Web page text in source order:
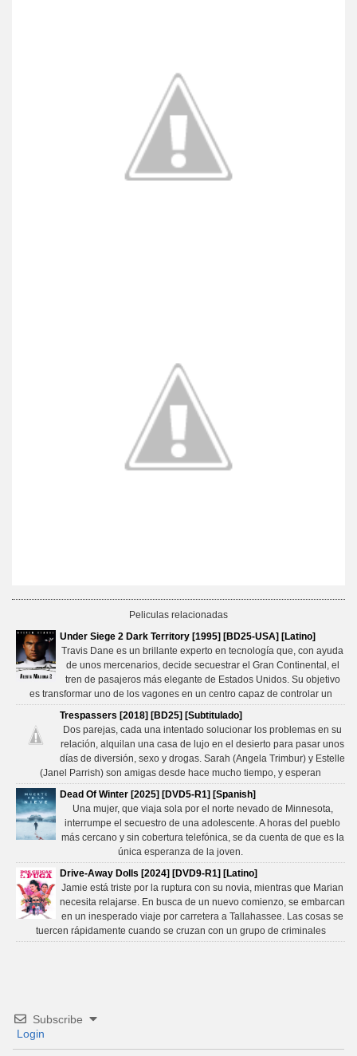
Peliculas relacionadas
Under Siege 2 Dark Territory [1995] [BD25-USA] [Latino]
Travis Dane es un brillante experto en tecnología que, con ayuda
de unos mercenarios, decide secuestrar el Gran Continental, el
tren de pasajeros más elegante de Estados Unidos. Su objetivo
es transformar uno de los vagones en un centro capaz de controlar un
Trespassers [2018] [BD25] [Subtitulado]
Dos parejas, cada una intentado solucionar los problemas en su
relación, alquilan una casa de lujo en el desierto para pasar unos
días de diversión, sexo y drogas. Sarah (Angela Trimbur) y Estelle
(Janel Parrish) son amigas desde hace mucho tiempo, y esperan
Dead Of Winter [2025] [DVD5-R1] [Spanish]
Una mujer, que viaja sola por el norte nevado de Minnesota,
interrumpe el secuestro de una adolescente. A horas del pueblo
más cercano y sin cobertura telefónica, se da cuenta de que es la
única esperanza de la joven.
Drive-Away Dolls [2024] [DVD9-R1] [Latino]
Jamie está triste por la ruptura con su novia, mientras que Marian
necesita relajarse. En busca de un nuevo comienzo, se embarcan
en un inesperado viaje por carretera a Tallahassee. Las cosas se
tuercen rápidamente cuando se cruzan con un grupo de criminales
Subscribe
Login